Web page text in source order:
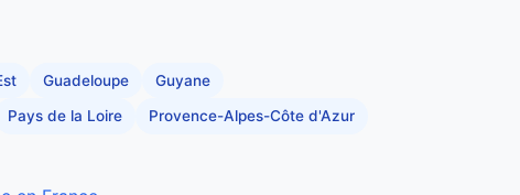
Guadeloupe Guyane
Pays de la Loire Provence-Alpes-Côte d'Azur